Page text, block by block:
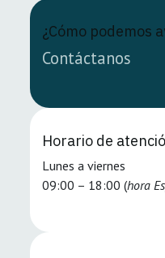
¿Cómo podemos
Contáctanos
Horario de
Lunes a viernes
09:00 – 18:00 (hora